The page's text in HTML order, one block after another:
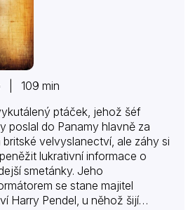
| 109 min
ptáček, jehož šéf
poslal do Panamy hlavně za
velvyslanectví, ale záhy si
lukrativní informace o
smetánky. Jeho
se stane majitel
Harry Pendel, u něhož šijí